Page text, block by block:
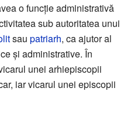
o funcție administrativă
sub autoritatea unui
sau patriarh, ca ajutor al
și administrative. În
unei arhiepiscopii
iar vicarul unei episcopii